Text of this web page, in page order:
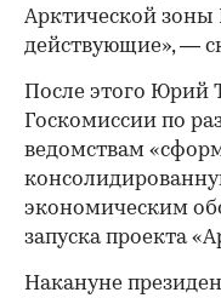
Арктической зоны
действующие», —
После этого Юрий
Госкомиссии по
ведомствам
экономическим
запуска проекта
Накануне